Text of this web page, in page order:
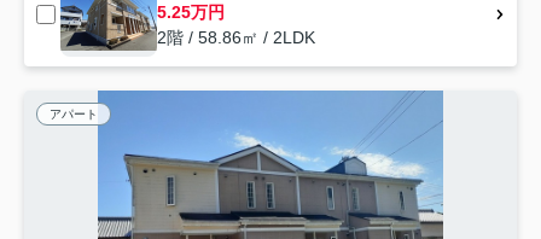
5.25万円
2階 / 58.86㎡ / 2LDK
アパート